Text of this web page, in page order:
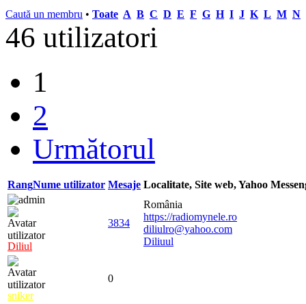
Caută un membru • Toate A B C D E F G H I J K L M N
46 utilizatori
1
2
Următorul
RangNume utilizator Mesaje Localitate, Site web, Yahoo
Diliul
3834
România
https://radiomynele.ro
diliulro@yahoo.com
Diliuul
sniker
0